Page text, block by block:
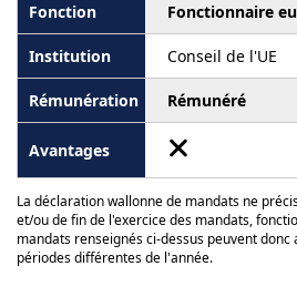
Fonctionnaire
Conseil de l'UE
Rémunéré
La déclaration wallonne de mandats ne
et/ou de fin de l'exercice des mandats,
mandats renseignés ci-dessus peuvent donc
périodes différentes de l'année.